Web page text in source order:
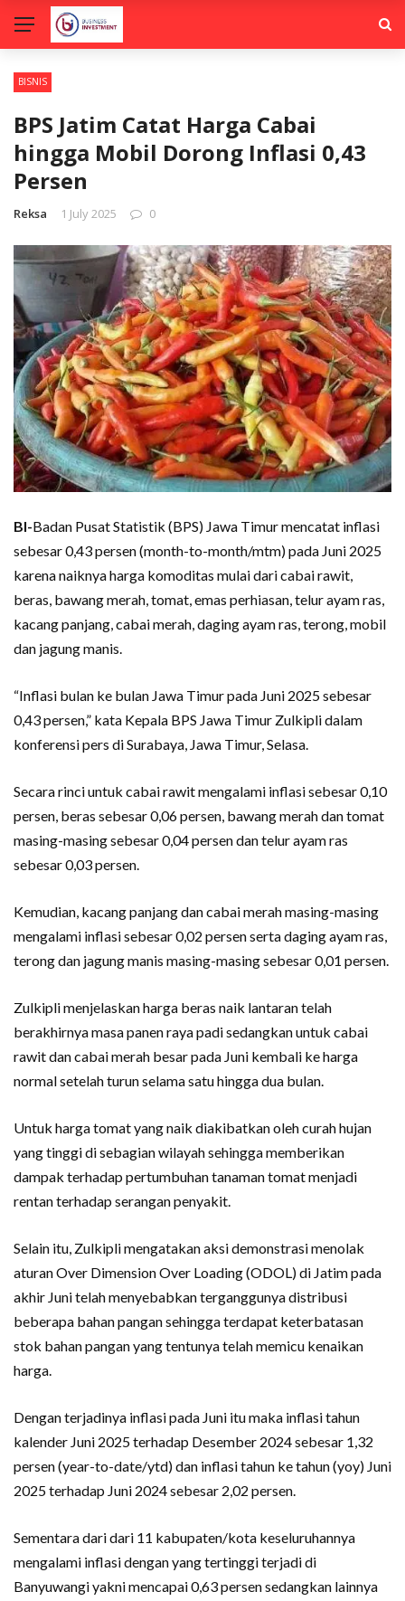
BISNIS
BPS Jatim Catat Harga Cabai
hingga Mobil Dorong Inflasi 0,43
Persen
Reksa 1 July 2025 0
BI-Badan Pusat Statistik (BPS) Jawa Timur mencatat inflasi
sebesar 0,43 persen (month-to-month/mtm) pada Juni 2025
karena naiknya harga komoditas mulai dari cabai rawit,
beras, bawang merah, tomat, emas perhiasan, telur ayam ras,
kacang panjang, cabai merah, daging ayam ras, terong, mobil
dan jagung manis.
“Inflasi bulan ke bulan Jawa Timur pada Juni 2025 sebesar
0,43 persen,” kata Kepala BPS Jawa Timur Zulkipli dalam
konferensi pers di Surabaya, Jawa Timur, Selasa.
Secara rinci untuk cabai rawit mengalami inflasi sebesar 0,10
persen, beras sebesar 0,06 persen, bawang merah dan tomat
masing-masing sebesar 0,04 persen dan telur ayam ras
sebesar 0,03 persen.
Kemudian, kacang panjang dan cabai merah masing-masing
mengalami inflasi sebesar 0,02 persen serta daging ayam ras,
terong dan jagung manis masing-masing sebesar 0,01 persen.
Zulkipli menjelaskan harga beras naik lantaran telah
berakhirnya masa panen raya padi sedangkan untuk cabai
rawit dan cabai merah besar pada Juni kembali ke harga
normal setelah turun selama satu hingga dua bulan.
Untuk harga tomat yang naik diakibatkan oleh curah hujan
yang tinggi di sebagian wilayah sehingga memberikan
dampak terhadap pertumbuhan tanaman tomat menjadi
rentan terhadap serangan penyakit.
Selain itu, Zulkipli mengatakan aksi demonstrasi menolak
aturan Over Dimension Over Loading (ODOL) di Jatim pada
akhir Juni telah menyebabkan terganggunya distribusi
beberapa bahan pangan sehingga terdapat keterbatasan
stok bahan pangan yang tentunya telah memicu kenaikan
harga.
Dengan terjadinya inflasi pada Juni itu maka inflasi tahun
kalender Juni 2025 terhadap Desember 2024 sebesar 1,32
persen (year-to-date/ytd) dan inflasi tahun ke tahun (yoy) Juni
2025 terhadap Juni 2024 sebesar 2,02 persen.
Sementara dari dari 11 kabupaten/kota keseluruhannya
mengalami inflasi dengan yang tertinggi terjadi di
Banyuwangi yakni mencapai 0,63 persen sedangkan lainnya